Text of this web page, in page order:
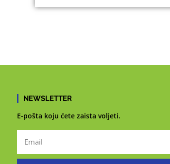
NEWSLETTER
E-pošta koju ćete zaista voljeti.